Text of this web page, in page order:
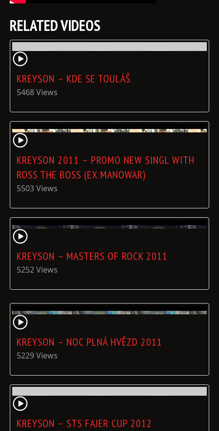
RELATED VIDEOS
KREYSON – KDE SE TOULÁŠ
5468 Views
KREYSON 2011 – PROMO NEW SINGL WITH
ROSS THE BOSS (EX MANOWAR)
5503 Views
KREYSON – MASTERS OF ROCK 2011
5252 Views
KREYSON – NOC PLNÁ HVĚZD 2011
5229 Views
KREYSON – STS FAJER CUP 2012